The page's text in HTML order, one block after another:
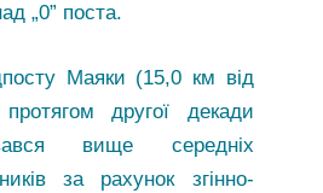
„0” поста.
Маяки (15,0 км від
другої декади
вище середніх
за рахунок згінно-